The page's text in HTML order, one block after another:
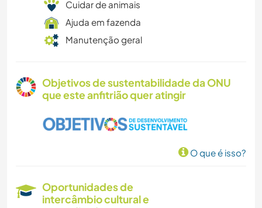
Cuidar de animais
Ajuda em fazenda
Manutenção geral
Objetivos de sustentabilidade da ONU
que este anfitrião quer atingir
O que é isso?
Oportunidades de
intercâmbio cultural e